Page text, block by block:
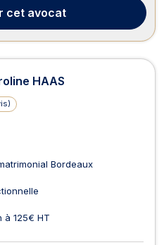
de la rupture....
cet avocat
HAAS
)
Bordeaux
à 125€ HT